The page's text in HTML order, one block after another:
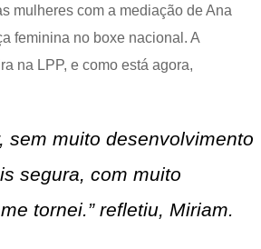
mulheres com a mediação de Ana
feminina no boxe nacional. A
na LPP, e como está agora,
sem muito desenvolvimento
segura, com muito
tornei.” refletiu, Miriam.